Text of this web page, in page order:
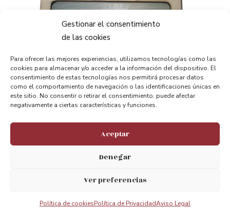
Gestionar el consentimiento
de las cookies
Para ofrecer las mejores experiencias, utilizamos tecnologías como las
cookies para almacenar y/o acceder a la información del dispositivo. El
consentimiento de estas tecnologías nos permitirá procesar datos
como el comportamiento de navegación o las identificaciones únicas en
este sitio. No consentir o retirar el consentimiento, puede afectar
negativamente a ciertas características y funciones.
Aceptar
Denegar
Ver preferencias
Política de cookiesPolítica de PrivacidadAviso Legal
Imán Madera Foto Vintage